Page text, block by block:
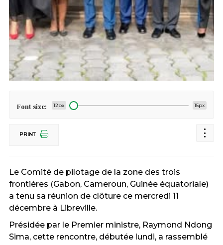
Font size: 12px 15px
PRINT
Le Comité de pilotage de la zone des trois
frontières (Gabon, Cameroun, Guinée équatoriale)
a tenu sa réunion de clôture ce mercredi 11
décembre à Libreville.
Présidée par le Premier ministre, Raymond Ndong
Sima, cette rencontre, débutée lundi, a rassemblé